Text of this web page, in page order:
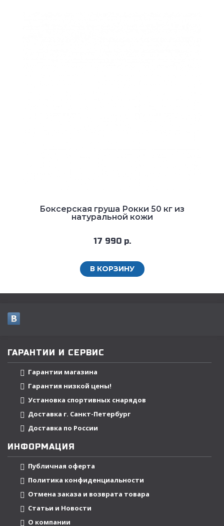
Боксерская груша Рокки 50 кг из
натуральной кожи
17 990 р.
В КОРЗИНУ
ГАРАНТИИ И СЕРВИС
Гарантии магазина
Гарантия низкой цены!
Установка спортивных снарядов
Доставка г. Санкт-Петербург
Доставка по России
ИНФОРМАЦИЯ
Публичная оферта
Политика конфиденциальности
Отмена заказа и возврата товара
Статьи и Новости
О компании